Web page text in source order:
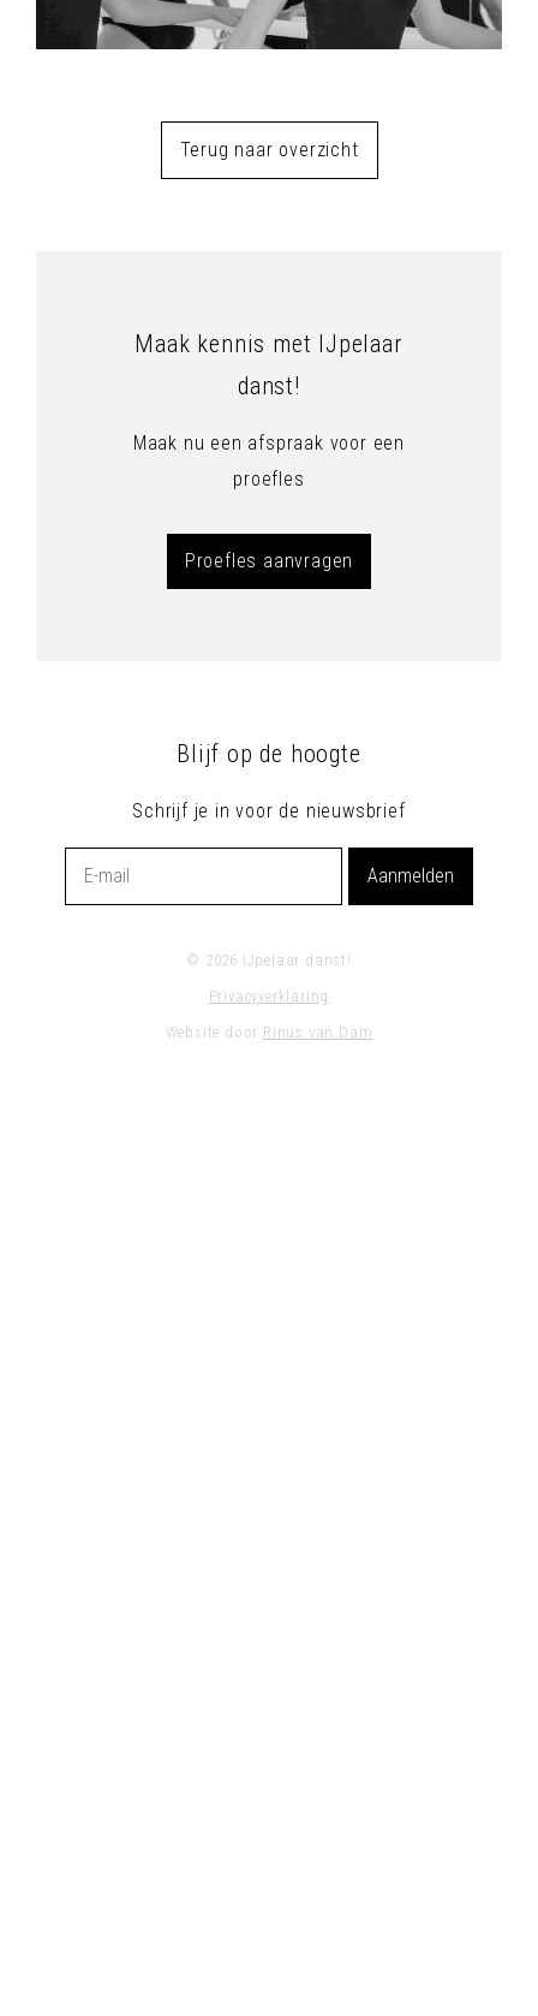
Terug naar overzicht
Maak kennis met IJpelaar
danst!
Maak nu een afspraak voor een
proefles
Proefles aanvragen
Blijf op de hoogte
Schrijf je in voor de nieuwsbrief
© 2026 IJpelaar danst!
Privacyverklaring
Website door Rinus van Dam